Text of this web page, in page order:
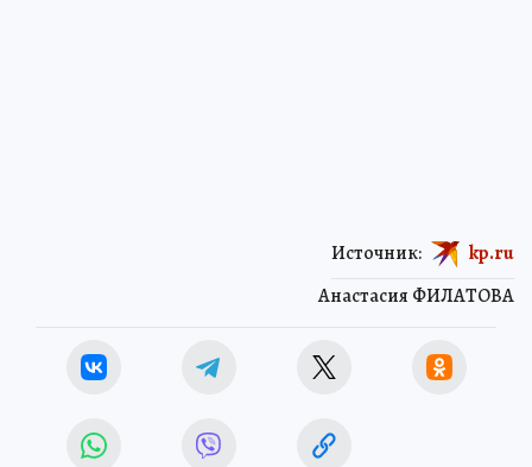
Анастасия ФИЛАТОВА
Источник: kp.ru